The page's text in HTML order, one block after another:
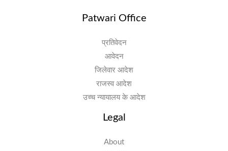
Patwari Office
प्रतिवेदन
आवेदन
जिलेवार आदेश
राजस्व आदेश
उच्च न्यायालय के आदेश
Legal
About